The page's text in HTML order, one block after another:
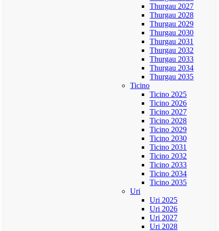
Thurgau 2027
Thurgau 2028
Thurgau 2029
Thurgau 2030
Thurgau 2031
Thurgau 2032
Thurgau 2033
Thurgau 2034
Thurgau 2035
Ticino
Ticino 2025
Ticino 2026
Ticino 2027
Ticino 2028
Ticino 2029
Ticino 2030
Ticino 2031
Ticino 2032
Ticino 2033
Ticino 2034
Ticino 2035
Uri
Uri 2025
Uri 2026
Uri 2027
Uri 2028